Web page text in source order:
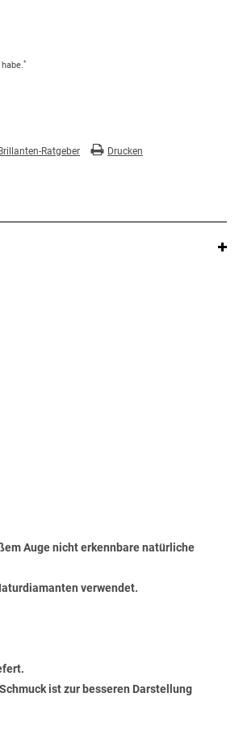
*
Ratgeber Drucken
Auge nicht erkennbare natürliche
verwendet.
ist zur besseren Darstellung